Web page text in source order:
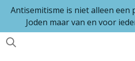
Ga
naar
de
Antisemitisme is niet alleen een
Joden maar van en voor